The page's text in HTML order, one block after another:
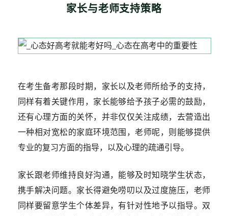
家长与老师支持策略
在考生备考那段时期，家长以及老师所给予的支持，
同样有着关键作用，家长能够给予孩子必需的鼓励，
还有心理方面的关怀，并非仅仅关注成绩，去营造出
一种相对宽松的家庭环境范围，老师呢，则能够提供
专业的复习方面的指导，以及心理的疏通引导。
家长跟老师维持良好沟通，能够及时知晓学生状态，
携手解决问题。家长得避免唠叨以及过度施压，老师
同样要留意学生个体差异，有针对性地予以指导。双